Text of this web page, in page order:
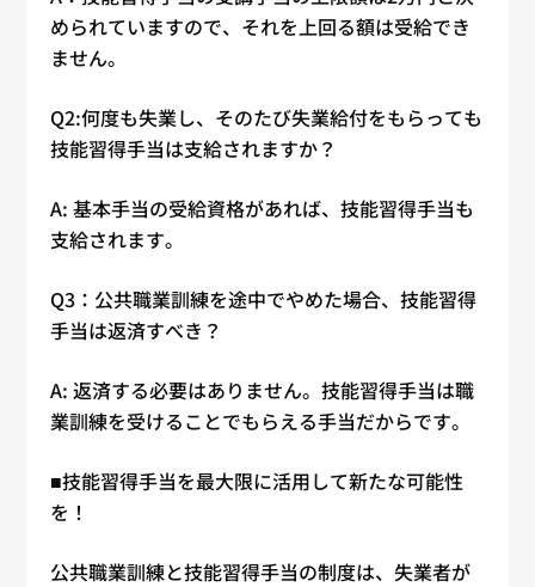
められていますので、それを上回る額は受給でき
ません。
Q2:何度も失業し、そのたび失業給付をもらっても
技能習得手当は支給されますか？
A: 基本手当の受給資格があれば、技能習得手当も
支給されます。
Q3：公共職業訓練を途中でやめた場合、技能習得
手当は返済すべき？
A: 返済する必要はありません。技能習得手当は職
業訓練を受けることでもらえる手当だからです。
■技能習得手当を最大限に活用して新たな可能性
を！
公共職業訓練と技能習得手当の制度は、失業者が